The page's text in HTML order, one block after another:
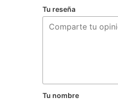
Tu reseña
Tu nombre